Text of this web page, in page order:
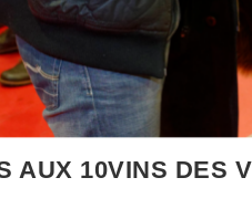
AUX 10VINS DES